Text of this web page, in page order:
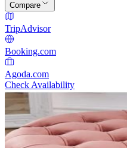
Compare
TripAdvisor
Booking.com
Agoda.com
Check Availability